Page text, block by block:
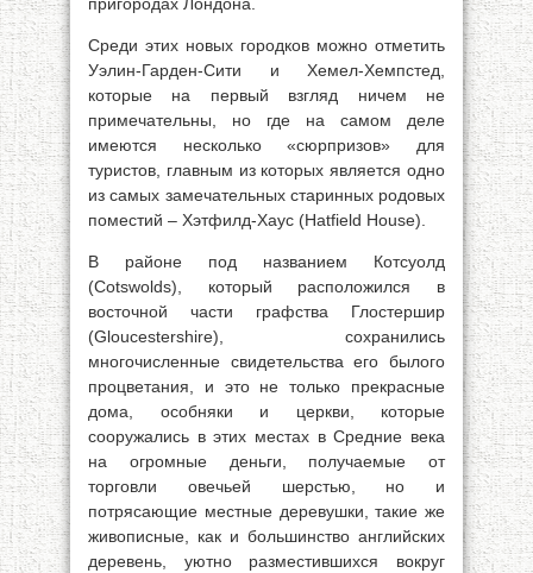
пригородах Лондона.
Среди этих новых городков можно отметить
Уэлин-Гарден-Сити и Хемел-Хемпстед,
которые на первый взгляд ничем не
примечательны, но где на самом деле
имеются несколько «сюрпризов» для
туристов, главным из которых является одно
из самых замечательных старинных родовых
поместий – Хэтфилд-Хаус (Hatfield House).
В районе под названием Котсуолд
(Cotswolds), который расположился в
восточной части графства Глостершир
(Gloucestershire), сохранились
многочисленные свидетельства его былого
процветания, и это не только прекрасные
дома, особняки и церкви, которые
сооружались в этих местах в Средние века
на огромные деньги, получаемые от
торговли овечьей шерстью, но и
потрясающие местные деревушки, такие же
живописные, как и большинство английских
деревень, уютно разместившихся вокруг